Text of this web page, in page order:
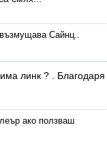
Сайнц..
линк ? . Благодаря
ако ползваш